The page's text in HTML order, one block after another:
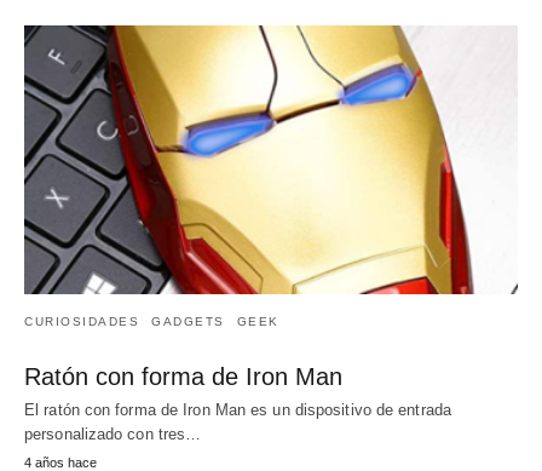
CURIOSIDADES GADGETS GEEK
Ratón con forma de Iron Man
El ratón con forma de Iron Man es un dispositivo de entrada
personalizado con tres…
4 años hace